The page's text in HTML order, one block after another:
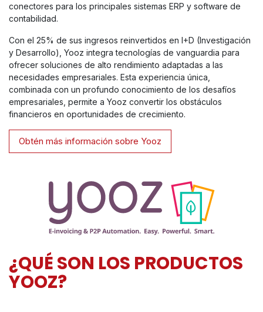
conectores para los principales sistemas ERP y software de
contabilidad.
Con el 25% de sus ingresos reinvertidos en I+D (Investigación
y Desarrollo), Yooz integra tecnologías de vanguardia para
ofrecer soluciones de alto rendimiento adaptadas a las
necesidades empresariales. Esta experiencia única,
combinada con un profundo conocimiento de los desafíos
empresariales, permite a Yooz convertir los obstáculos
financieros en oportunidades de crecimiento.
Obtén más información sobre Yooz
¿QUÉ SON LOS PRODUCTOS
YOOZ?